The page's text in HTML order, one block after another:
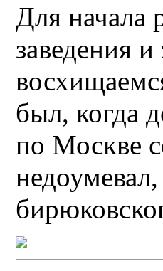
Для начала
заведения
был, когда
по Москве